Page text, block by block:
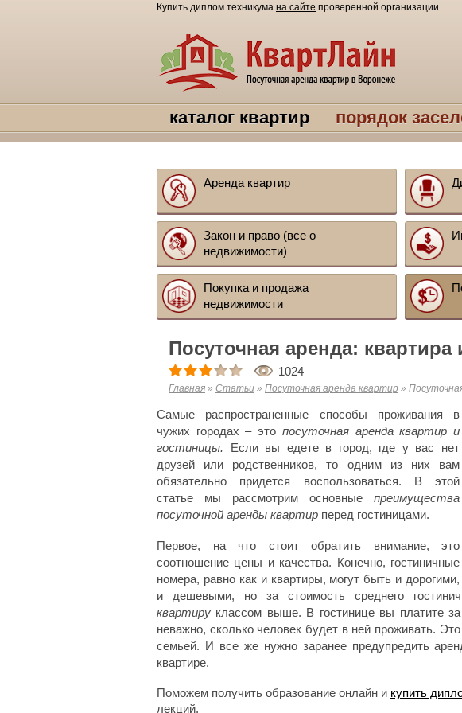
Купить диплом техникума на сайте проверенной организации
каталог квартир порядок
Аренда квартир
Закон и право (все о
недвижимости)
Покупка и продажа
недвижимости
Посуточная аренда: квартира
1024
Главная » Статьи » Посуточная аренда квартир »
Самые распространенные способы проживания в
чужих городах – это посуточная аренда квартир и
гостиницы. Если вы едете в город, где у вас нет
друзей или родственников, то одним из них вам
обязательно придется воспользоваться. В этой
статье мы рассмотрим основные преимущества
посуточной аренды квартир перед гостиницами.
Первое, на что стоит обратить внимание, это
соотношение цены и качества. Конечно, гостиничные
номера, равно как и квартиры, могут быть и дорогими,
и дешевыми, но за стоимость среднего
квартиру классом выше. В гостинице вы платите
неважно, сколько человек будет в ней проживать.
семьей. И все же нужно заранее предупредить
квартире.
Поможем получить образование онлайн и купить
лекций.